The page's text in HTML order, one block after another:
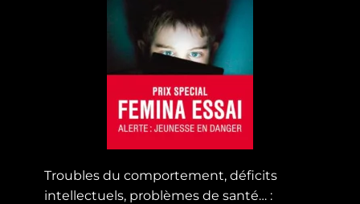
Troubles du comportement, déficits
intellectuels, problèmes de santé… :